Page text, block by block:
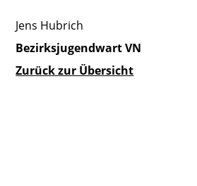
Jens Hubrich
Bezirksjugendwart VN
Zurück zur Übersicht